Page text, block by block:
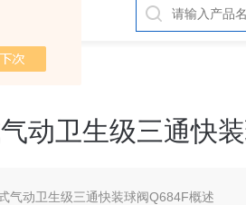
气动卫生级三通快
气动卫生级三通快装球阀Q684F概述